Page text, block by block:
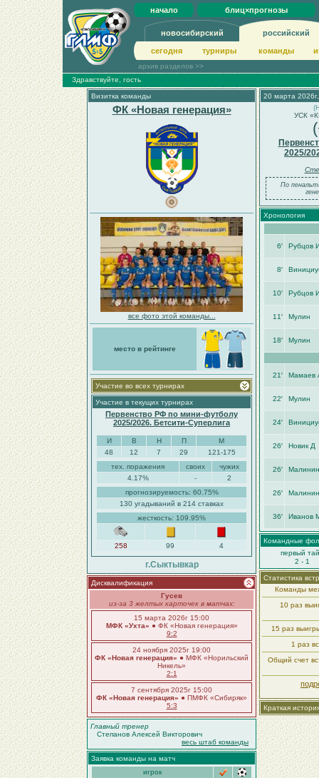
начало блиц×прогнозы
новосибирский российский
сегодня турниры команды
архив разделов >>
Здравствуйте, гость
Визитка команды
ФК «Новая генерация»
все фото этой команды...
место в рейтинге
Участие во всех турнирах
Участие в текущих турнирах
Первенство РФ по мини-футболу
2025/2026. Бетсити-Суперлига
И В Н П
М
48
12 7 29
121-175
тех. поражения
своих
чужих
4.17%
-
2
прогнозируемость: 60.75%
130 угадываний в 214 ставках
жесткость: 109.95%
258 99 4
г.Сыктывкар
Дисквалификация
Гусев
из-за 3 желтых карточек в матчах:
15 марта 2026г 15:00
МФК «Ухта» ● ФК «Новая генерация»
9:2
24 ноября 2025г 19:00
ФК «Новая генерация» ● МФК «Норильский
Никель»
2:1
7 сентября 2025г 15:00
ФК «Новая генерация» ● ПМФК «Сибиряк»
5:3
Главный тренер
Степанов Алексей Викторович
весь штаб команды
Заявка команды на матч
игрок
20 марта
УСК
2025/
По
Хронология
6′ Рубцов
8′
10′ Рубцов
11′ Мулин
18′ Мулин
21′ Мамаев
22′ Мулин
24′
26′ Новик Д
26′ Малинин
26′ Малинин
36′ Иванов
Командные
первый
2 - 1
Статистика
Команды
10 раз
15 раз
1 раз
Общий счет
Краткая